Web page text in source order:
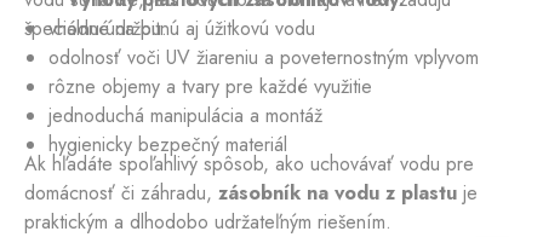
špeciálnu údržbu.
vhodné na pitnú aj úžitkovú vodu
odolnosť voči UV žiareniu a poveternostným vplyvom
rôzne objemy a tvary pre každé využitie
jednoduchá manipulácia a montáž
hygienicky bezpečný materiál
Ak hľadáte spoľahlivý spôsob, ako uchovávať vodu pre
domácnosť či záhradu, zásobník na vodu z plastu je
praktickým a dlhodobo udržateľným riešením.